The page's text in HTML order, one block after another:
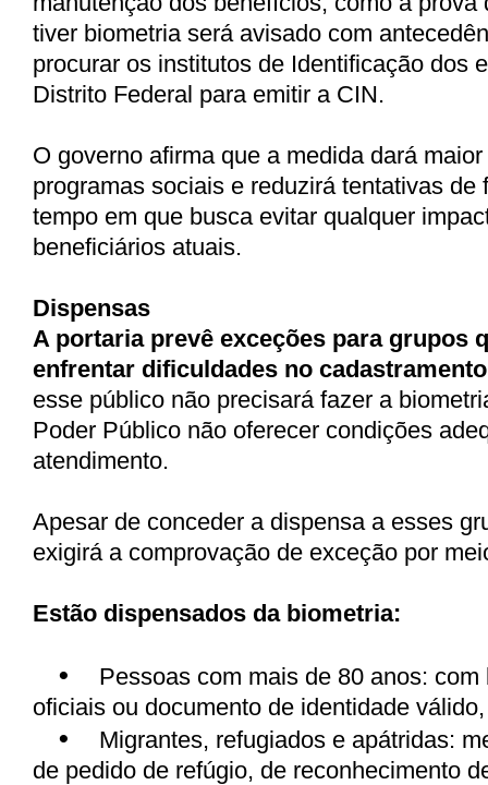
tiver biometria será avisado com
procurar os institutos de Identificação dos
Distrito Federal para emitir a CIN.
O governo afirma que a medida dará
programas sociais e reduzirá tentativas de
tempo em que busca evitar qualquer
beneficiários atuais.
Dispensas
A portaria prevê exceções para grupos
enfrentar dificuldades no cadastramento
esse público não precisará fazer a
Poder Público não oferecer condições
atendimento.
Apesar de conceder a dispensa a esses
exigirá a comprovação de exceção por
Estão dispensados da biometria:
•
Pessoas com mais de 80 anos:
oficiais ou documento de identidade
•
Migrantes, refugiados e apátridas:
de pedido de refúgio, de reconhecimento